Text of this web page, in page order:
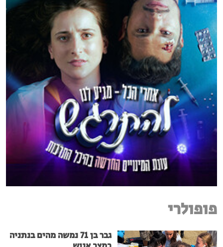
פופולרי
גבר בן 71 נמשה מהים בנתניה